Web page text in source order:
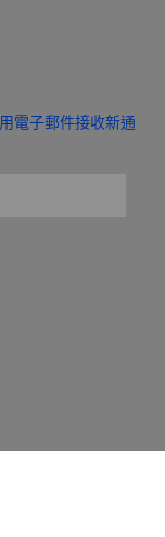
電子郵件接收新通